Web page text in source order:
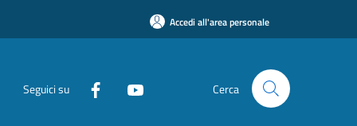
Accedi all'area personale
Seguici su Cerca